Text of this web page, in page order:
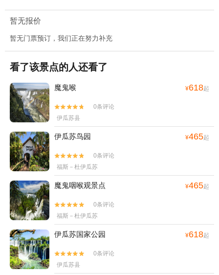
暂无报价
暂无门票预订，我们正在努力补充
看了该景点的人还看了
魔鬼喉 ¥618起


0条评论
伊瓜苏县
伊瓜苏鸟园 ¥465起


0条评论
福斯－杜伊瓜苏
魔鬼咽喉观景点 ¥465起


0条评论
福斯－杜伊瓜苏
伊瓜苏国家公园 ¥618起


0条评论
伊瓜苏县